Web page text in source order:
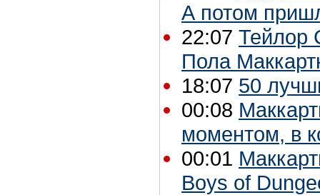
А потом
22:07 Тейлор
Пола
18:07 50
00:08
моментом, в
00:01
Boys of